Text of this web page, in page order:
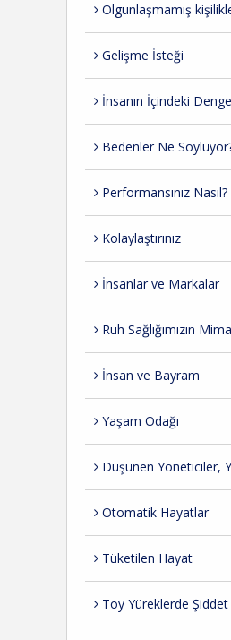
Olgunlaşmamış
Gelişme İsteği
İnsanın İçindeki Denge
Bedenler Ne
Performansınız Nasıl?
Kolaylaştırınız
İnsanlar ve Markalar
Ruh Sağlığımızın
İnsan ve Bayram
Yaşam Odağı
Düşünen Yöneticiler,
Otomatik Hayatlar
Tüketilen Hayat
Toy Yüreklerde Şiddet